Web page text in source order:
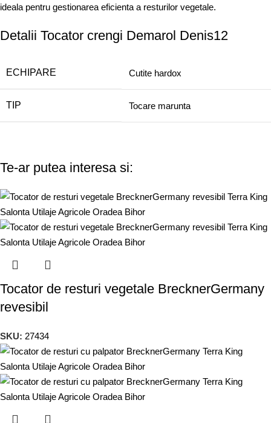
ideala pentru gestionarea eficienta a resturilor vegetale.
Detalii Tocator crengi Demarol Denis12
ECHIPARE Cutite hardox
TIP Tocare marunta
Te-ar putea interesa si:
Tocator de resturi vegetale BrecknerGermany
revesibil
SKU: 27434